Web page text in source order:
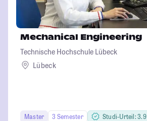
Mechanical Engineering
Technische Hochschule Lübeck
Lübeck
Master 3 Semester Studi-Urteil: 3.9